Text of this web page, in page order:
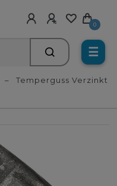
0
☰
Temperguss Verzinkt